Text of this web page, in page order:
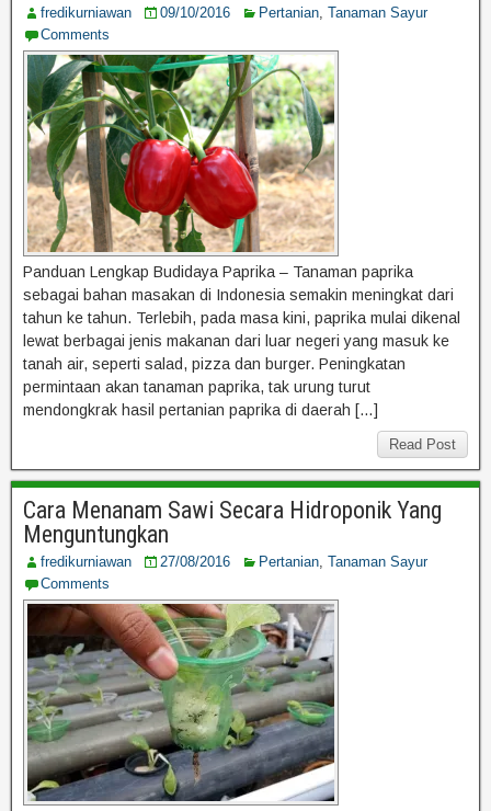
fredikurniawan 09/10/2016 Pertanian, Tanaman Sayur
Comments
Panduan Lengkap Budidaya Paprika – Tanaman paprika
sebagai bahan masakan di Indonesia semakin meningkat dari
tahun ke tahun. Terlebih, pada masa kini, paprika mulai dikenal
lewat berbagai jenis makanan dari luar negeri yang masuk ke
tanah air, seperti salad, pizza dan burger. Peningkatan
permintaan akan tanaman paprika, tak urung turut
mendongkrak hasil pertanian paprika di daerah […]
Read Post
Cara Menanam Sawi Secara Hidroponik Yang
Menguntungkan
fredikurniawan 27/08/2016 Pertanian, Tanaman Sayur
Comments